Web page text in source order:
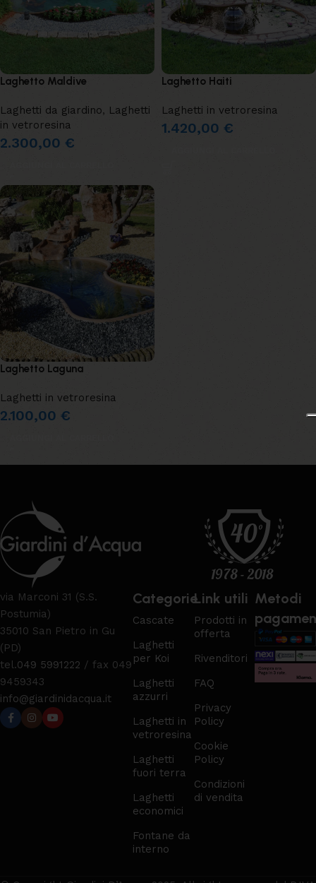
Laghetto Maldive
Laghetti da giardino, Laghetti
in vetroresina
2.300,00 €
Laghetto Haiti
Laghetti in vetroresina
1.420,00 €
Laghetto Laguna
Laghetti in vetroresina
2.100,00 €
via Marconi 31 (S.S.
Postumia)
35010 San Pietro in Gu
(PD)
tel.049 5991222 / fax 049
9459343
info@giardinidacqua.it
Categorie
Cascate
Laghetti
per Koi
Laghetti
azzurri
Laghetti in
vetroresina
Laghetti
fuori terra
Laghetti
economici
Fontane da
interno
Link utili
Prodotti in
offerta
Rivenditori
FAQ
Privacy
Policy
Cookie
Policy
Condizioni
di vendita
Metodi